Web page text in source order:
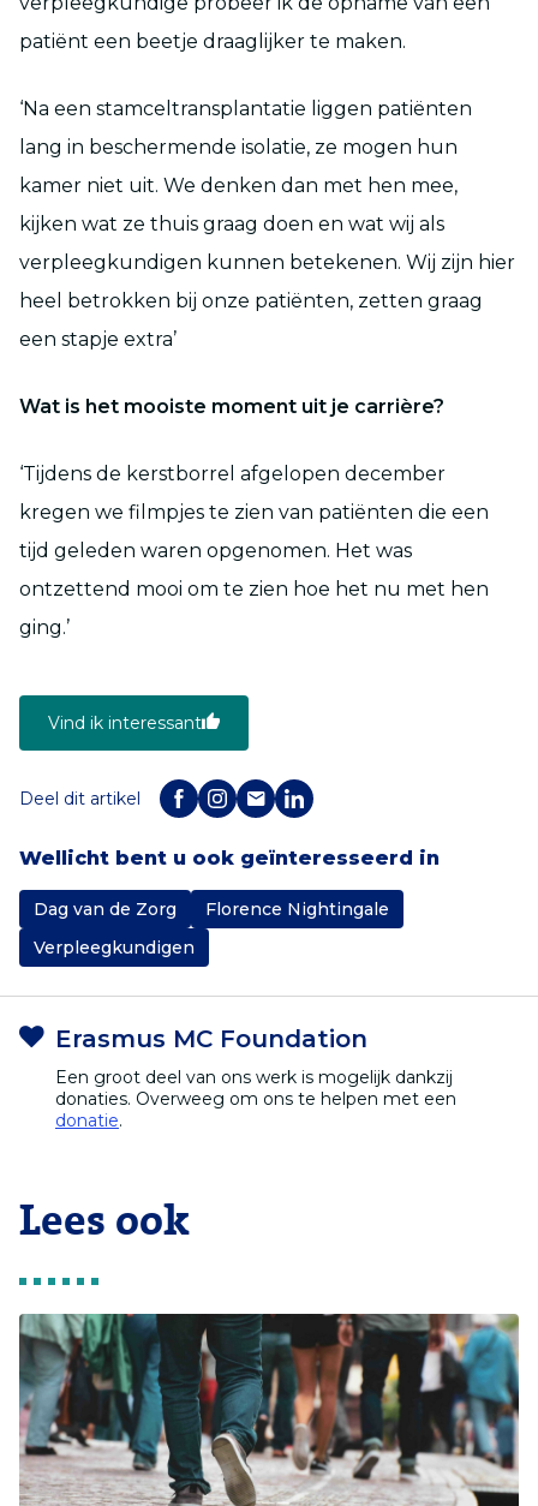
patiënt een beetje draaglijker te maken.
‘Na een stamceltransplantatie liggen patiënten
lang in beschermende isolatie, ze mogen hun
kamer niet uit. We denken dan met hen mee,
kijken wat ze thuis graag doen en wat wij als
verpleegkundigen kunnen betekenen. Wij zijn hier
heel betrokken bij onze patiënten, zetten graag
een stapje extra’
Wat is het mooiste moment uit je carrière?
‘Tijdens de kerstborrel afgelopen december
kregen we filmpjes te zien van patiënten die een
tijd geleden waren opgenomen. Het was
ontzettend mooi om te zien hoe het nu met hen
ging.’
Vind ik interessant
Deel dit artikel
Wellicht bent u ook geïnteresseerd in
Dag van de Zorg
Florence Nightingale
Verpleegkundigen
Erasmus MC Foundation
Een groot deel van ons werk is mogelijk dankzij
donaties. Overweeg om ons te helpen met een
donatie.
Lees ook